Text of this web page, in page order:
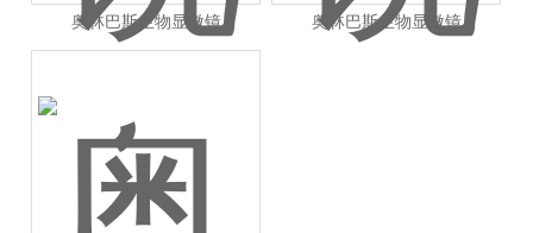
奥林巴斯生物显微镜 奥林巴斯生物显微镜